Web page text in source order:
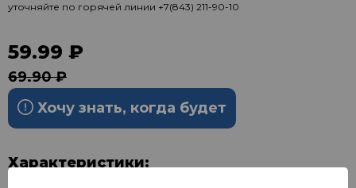
уточняйте по горячей линии +7(843) 211-90-10
59.99 ₽
69.90 ₽
Хочу знать, когда будет
Характеристики: